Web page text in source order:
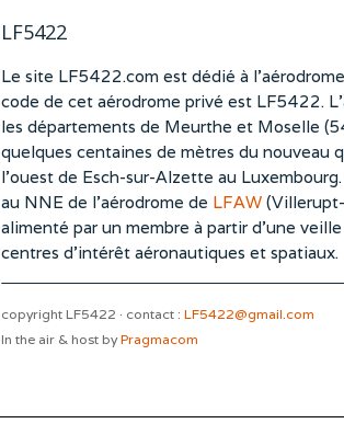
LF5422
Le site LF5422.com est dédié à
code de cet aérodrome privé est LF5422.
les départements de Meurthe et Moselle
quelques centaines de mètres du nouveau
l’ouest de Esch-sur-Alzette au
au NNE de l’aérodrome de LFAW(Villerupt-
alimenté par un membre à partir d’une
centres d’intérêt aéronautiques et spatiaux.
copyright LF5422 · contact : LF5422@gmail.com
In the air & host byPragmacom